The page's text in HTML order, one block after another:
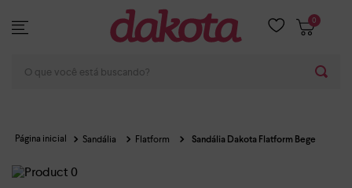
0
Sandália Flatform Sandália Dakota Flatform Bege